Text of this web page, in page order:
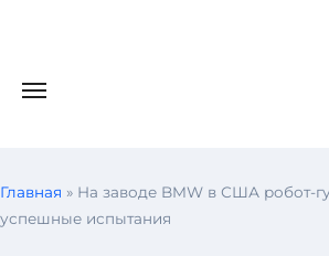
Главная » На заводе BMW в США робот-
успешные испытания